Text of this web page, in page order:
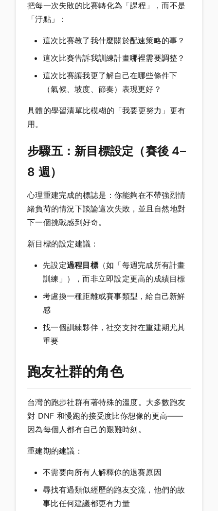
把每一次失敗的比賽轉化為「課程」，而不是
「汙點」：
這次比賽教了我什麼關於配速策略的事？
這次比賽告訴我訓練計畫哪裡需要調整？
這次比賽讓我更了解自己在哪些條件下
（氣候、坡度、節奏）表現更好？
具體的學習清單比模糊的「我要更努力」更有
用。
步驟五：新目標設定（賽後 4–
8 週）
心理重建完成的標誌是：你能夠在不帶強烈情
緒負荷的情況下談論這次失敗，並且自然地對
下一個挑戰感到好奇。
新目標的設定建議：
先設定過程目標（如「每週完成所有計畫
訓練」），而非立即設定更高的成績目標
考慮換一種距離或賽事類型，給自己新鮮
感
找一個訓練夥伴，社交支持在重建期尤其
重要
跑友社群的角色
台灣的跑步社群有著特殊的溫度。大多數跑友
對 DNF 和慢跑的接受度比你想像的更高——
因為每個人都有自己的艱難時刻。
重建期的建議：
不需要向所有人解釋你的退賽原因
尋找有過類似經歷的跑友交流，他們的故
事比任何建議都更有力量